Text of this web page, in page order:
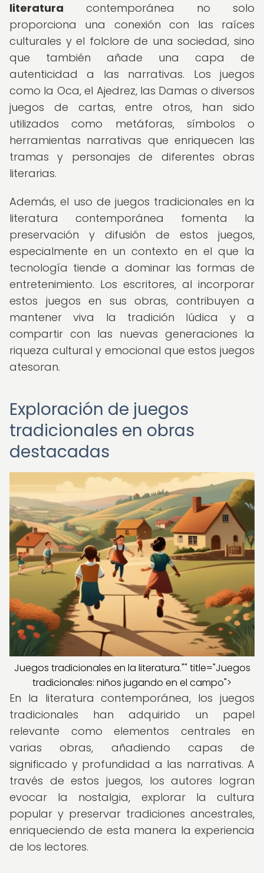
literatura contemporánea no solo
proporciona una conexión con las raíces
culturales y el folclore de una sociedad, sino
que también añade una capa de
autenticidad a las narrativas. Los juegos
como la Oca, el Ajedrez, las Damas o diversos
juegos de cartas, entre otros, han sido
utilizados como metáforas, símbolos o
herramientas narrativas que enriquecen las
tramas y personajes de diferentes obras
literarias.
Además, el uso de juegos tradicionales en la
literatura contemporánea fomenta la
preservación y difusión de estos juegos,
especialmente en un contexto en el que la
tecnología tiende a dominar las formas de
entretenimiento. Los escritores, al incorporar
estos juegos en sus obras, contribuyen a
mantener viva la tradición lúdica y a
compartir con las nuevas generaciones la
riqueza cultural y emocional que estos juegos
atesoran.
Exploración de juegos
tradicionales en obras
destacadas
Juegos tradicionales en la literatura."" title="Juegos
tradicionales: niños jugando en el campo">
En la literatura contemporánea, los juegos
tradicionales han adquirido un papel
relevante como elementos centrales en
varias obras, añadiendo capas de
significado y profundidad a las narrativas. A
través de estos juegos, los autores logran
evocar la nostalgia, explorar la cultura
popular y preservar tradiciones ancestrales,
enriqueciendo de esta manera la experiencia
de los lectores.